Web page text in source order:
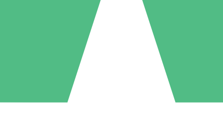
nach Bedarf mit Download-Credits. Keine monatliche Verpflichtung